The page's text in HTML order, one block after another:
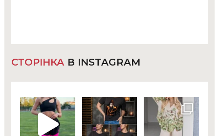
СТОРІНКА В INSTAGRAM